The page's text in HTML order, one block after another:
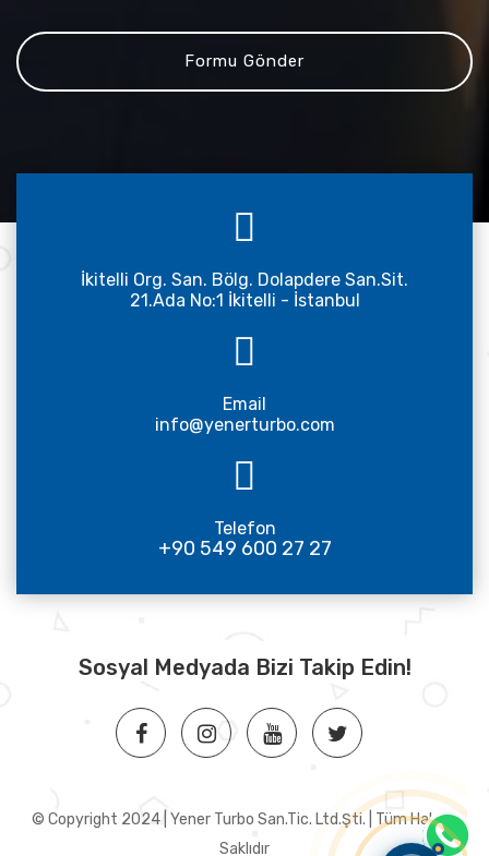
İkitelli Org. San. Bölg. Dolapdere San.Sit.
21.Ada No:1 İkitelli - İstanbul
Email
info@yenerturbo.com
Telefon
+90 549 600 27 27
Sosyal Medyada Bizi Takip Edin!
© Copyright 2024 | Yener Turbo San.Tic. Ltd.Şti. | Tüm Hakları
Saklıdır